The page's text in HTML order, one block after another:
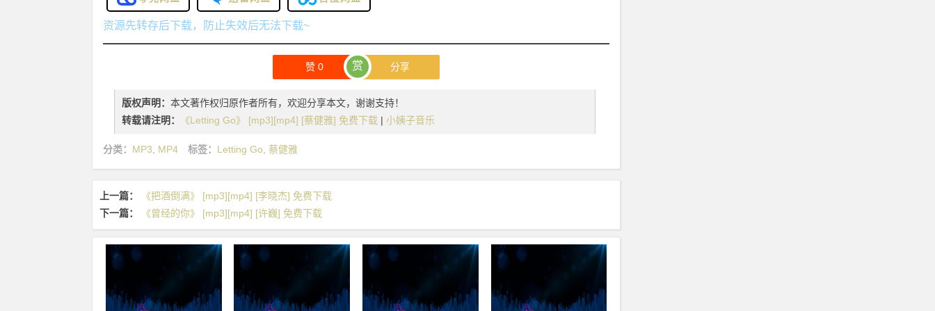
资源先转存后下载，防止失效后无法下载~
赞 0 赏 分享
版权声明：本文著作权归原作者所有，欢迎分享本文，谢谢支持！
转载请注明：
《Letting Go》 [mp3][mp4] [蔡健雅] 免费下载 | 小姨子音乐
分类： MP3 MP4 标签： Letting Go 蔡健雅
上一篇：
《把酒倒满》 [mp3][mp4] [李晓杰] 免费下载
下一篇：
《曾经的你》 [mp3][mp4] [许巍] 免费下载